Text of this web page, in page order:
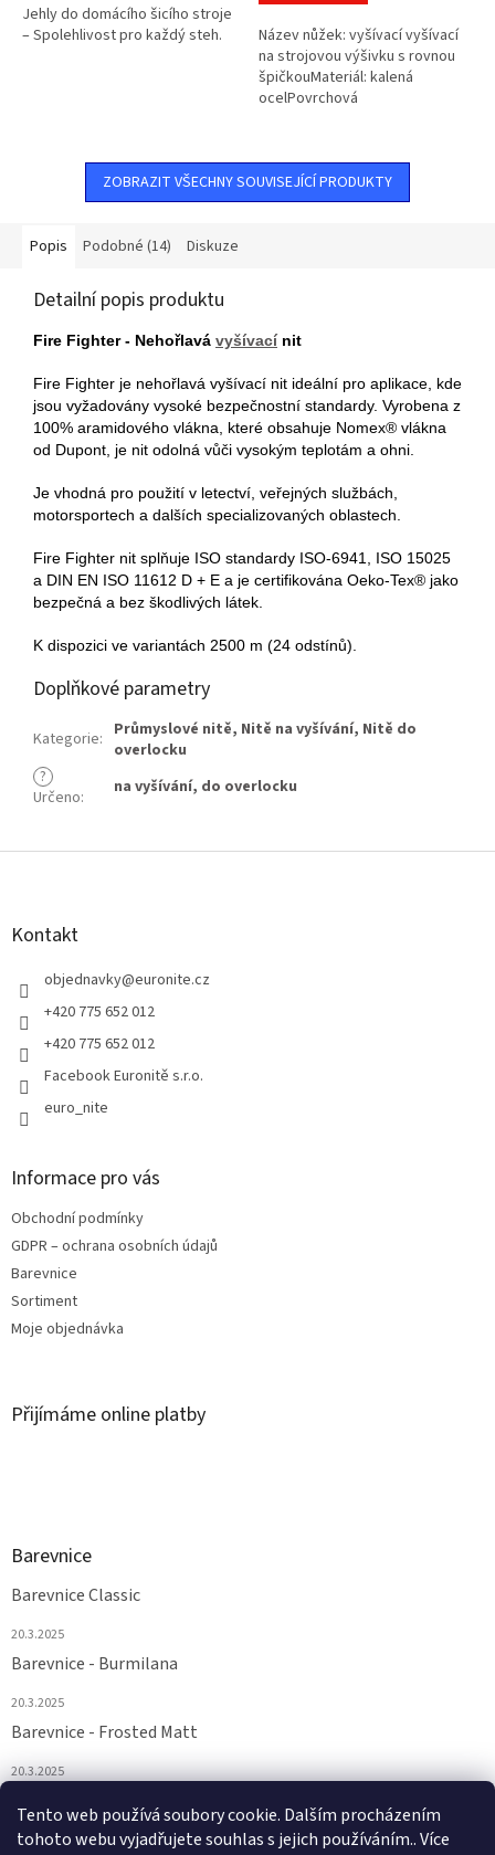
Tento web používá soubory cookie. Dalším procházením
tohoto webu vyjadřujete souhlas s jejich používáním.. Více
Jehly do domácího šicího stroje
– Spolehlivost pro každý steh.
Název nůžek: vyšívací vyšívací
na strojovou výšivku s rovnou
špičkouMateriál: kalená
ocelPovrchová
ZOBRAZIT VŠECHNY SOUVISEJÍCÍ PRODUKTY
Popis Podobné (14) Diskuze
Detailní popis produktu
Fire Fighter - Nehořlavá vyšívacínit
Fire Fighter je nehořlavá vyšívací nit ideální pro aplikace, kde
jsou vyžadovány vysoké bezpečnostní standardy. Vyrobena z
100% aramidového vlákna, které obsahuje Nomex® vlákna
od Dupont, je nit odolná vůči vysokým teplotám a ohni.
Je vhodná pro použití v letectví, veřejných službách,
motorsportech a dalších specializovaných oblastech.
Fire Fighter nit splňuje ISO standardy ISO-6941, ISO 15025
a DIN EN ISO 11612 D + E a je certifikována Oeko-Tex® jako
bezpečná a bez škodlivých látek.
K dispozici ve variantách 2500 m (24 odstínů).
Doplňkové parametry
Kategorie: Průmyslové nitě, Nitě na vyšívání, Nitě do
overlocku
?
Určeno: na vyšívání, do overlocku
Z
Kontakt
objednavky@euronite.cz
+420 775 652 012
+420 775 652 012
Facebook Euronitě s.r.o.
euro_nite
Informace pro vás
Obchodní podmínky
GDPR – ochrana osobních údajů
Barevnice
Sortiment
Moje objednávka
Přijímáme online platby
Barevnice
Barevnice Classic
20.3.2025
Barevnice - Burmilana
20.3.2025
Barevnice - Frosted Matt
20.3.2025
20.3.2025